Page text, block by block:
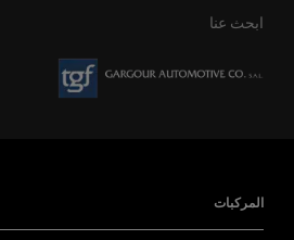
ابحث عنا
المركبات